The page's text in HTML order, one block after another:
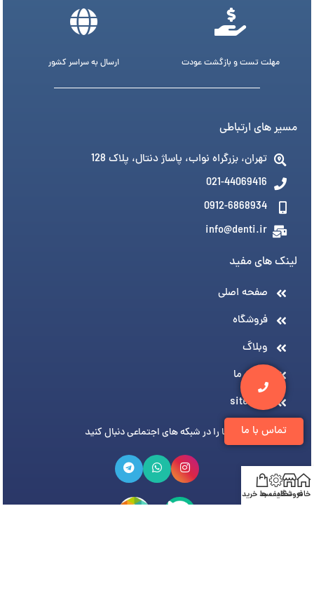
تماس با ما
مهلت تست و بازگشت عودت ارسال به سراسر کشور
مسیر های ارتباطی
تهران، بزرگراه نواب، پاساژ دنتال، پلاک 128
021-44069416
0912-6868934
info@denti.ir
لینک های مفید
صفحه اصلی
فروشگاه
وبلاگ
درباره ما
sitemap
ما را در شبکه های اجتماعی دنبال کنید
خانهفروشگاه
تخفیف هاسبد خرید